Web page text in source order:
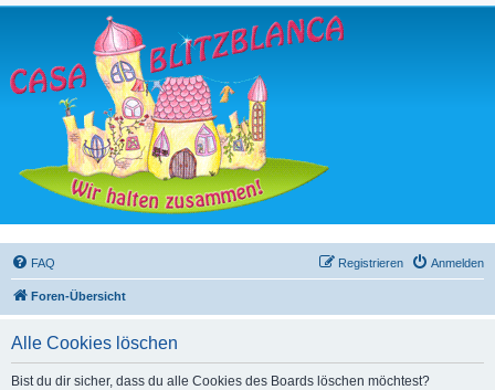
FAQ Anmelden
Registrieren
Foren-Übersicht
Alle Cookies löschen
Bist du dir sicher, dass du alle Cookies des Boards löschen möchtest?